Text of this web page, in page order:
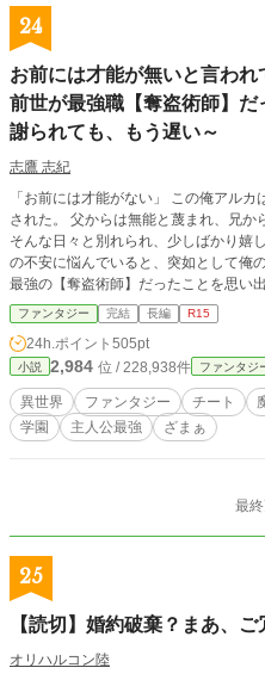
24
お前には才能が無いと言われ
前世が最強職【奪盗術師】
謝られても、もう遅い～
志鷹 志紀
「お前には才能がない」 この俺アル
された。 父からは無能と蔑まれ、兄か
そんな日々と別れられ、少しばかり
の不安に悩んでいると、突如として俺
最強の【奪盗術師】だったことを思い出
ファンタジー 完結 長編 R15
24h.ポイント 505pt
小説 2,984 位 / 228,938件 ファンタジ
異世界 ファンタジー チート
学園
主人公最強 ざまぁ
最
25
【読切】婚約破棄？まあ、ご
オリハルコン陸